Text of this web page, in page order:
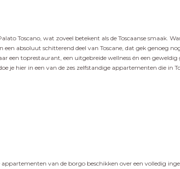
Toscano, wat zoveel betekent als de Toscaanse smaak.
absoluut schitterend deel van Toscane, dat gek genoeg
een toprestaurant, een uitgebreide wellness én een
je hier in een van de zes zelfstandige appartementen die in
van de borgo beschikken over een volledig